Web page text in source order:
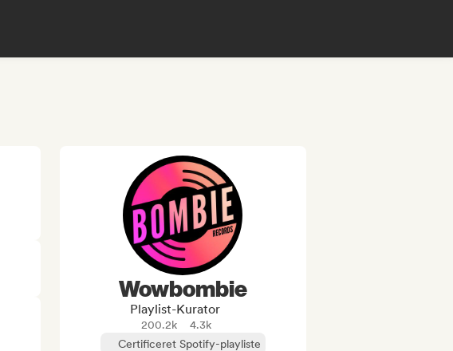
Wowbombie
Playlist-Kurator
200.2k
4.3k
Certificeret Spotify-playliste